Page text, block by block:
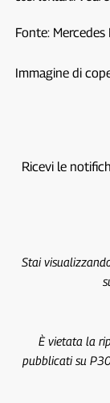
Fonte: Mercedes
Immagine di
Ricevi le
Stai
È vietata la
pubblicati su